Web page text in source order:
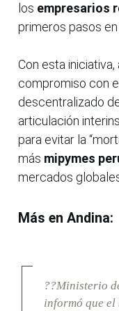
los empresarios
primeros pasos
Con esta
compromiso con
descentralizado
articulación
para evitar la
más mipymes
mercados
Más en Andina:
??Ministerio
informó que el